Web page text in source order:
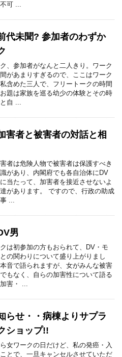
可 ...
代未聞? 参加者のわずか
、参加者がなんと二人きり。ワーク
があまりすぎるので、ここはワーク
含めた三人で、フリートークの時間
題は家族を巡る幼少の体験とその時
自 ...
害者と被害者の対話と相
者は危険人物で被害者は保護すべき
があり、内閣府でも各自治体にDV
当たって、加害者を接近させないよ
があります。 ですので、行政の助成
...
男
は初参加の方もおられて、DV・モ
の関わりについて盛り上がりまし
音で語られますが、女がみんな被害
もなく、自らの加害性について語る
害・ ...
らせ・・病棟よりサプラ
ショップ!!
女ワークの日だけど、私の発癌・入
とで、一旦キャンセルさせていただ